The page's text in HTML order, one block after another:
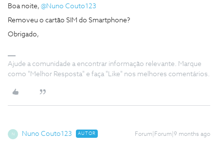
Boa noite, ​ @Nuno Couto123
Removeu o cartão SIM do Smartphone?
Obrigado,
Ajude a comunidade a encontrar informação relevante. Marque
como "Melhor Resposta" e faça "Like" nos melhores comentários.
N Nuno Couto123 AUTOR Forum|Forum|9 months ago